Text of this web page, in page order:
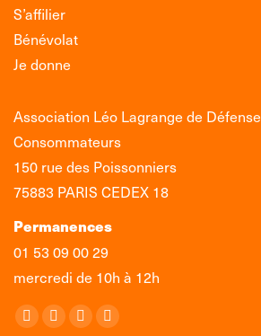
S’affilier
Bénévolat
Je donne
Association Léo Lagrange de
Consommateurs
150 rue des Poissonniers
75883 PARIS CEDEX 18
Permanences
01 53 09 00 29
mercredi de 10h à 12h
Retrouvez-nous sur :
La
La
La
La